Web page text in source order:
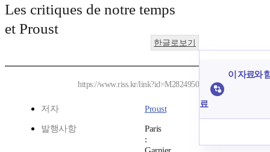
Les critiques de notre temps
et Proust
한글로보기
https://www.riss.kr/link?id=M2824950
저자 Proust
발행사항
Paris
:
이 자료와
료